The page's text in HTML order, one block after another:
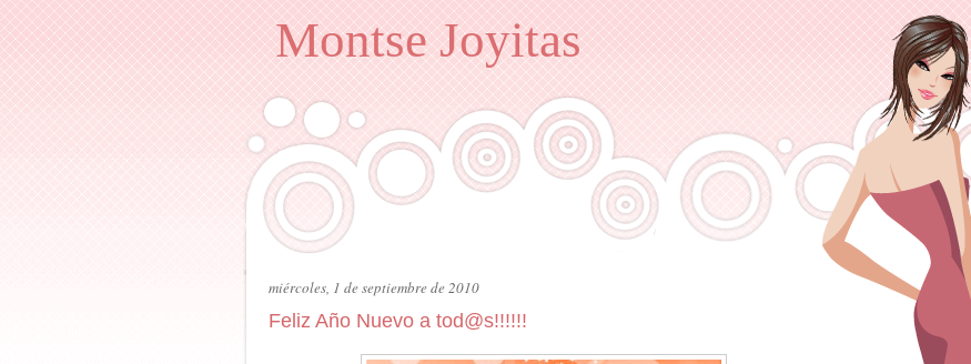
Montse Joyitas
miércoles, 1 de septiembre de 2010
Feliz Año Nuevo a tod@s!!!!!!